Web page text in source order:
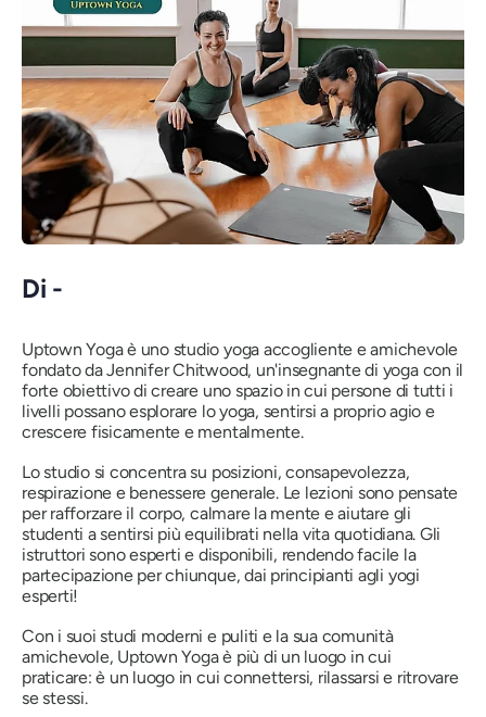
Di -
Uptown Yoga è uno studio yoga accogliente e amichevole
fondato da Jennifer Chitwood, un'insegnante di yoga con il
forte obiettivo di creare uno spazio in cui persone di tutti i
livelli possano esplorare lo yoga, sentirsi a proprio agio e
crescere fisicamente e mentalmente.
Lo studio si concentra su posizioni, consapevolezza,
respirazione e benessere generale. Le lezioni sono pensate
per rafforzare il corpo, calmare la mente e aiutare gli
studenti a sentirsi più equilibrati nella vita quotidiana. Gli
istruttori sono esperti e disponibili, rendendo facile la
partecipazione per chiunque, dai principianti agli yogi
esperti!
Con i suoi studi moderni e puliti e la sua comunità
amichevole, Uptown Yoga è più di un luogo in cui
praticare: è un luogo in cui connettersi, rilassarsi e ritrovare
se stessi.